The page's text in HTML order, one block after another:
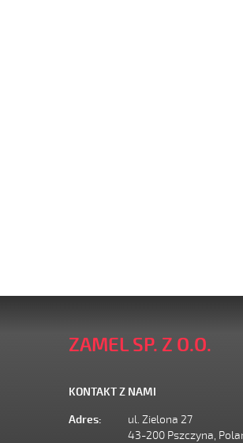
ZAMEL SP. Z O.O.
KONTAKT Z NAMI
Adres:
ul. Zielona 27
43-200 Pszczyna,